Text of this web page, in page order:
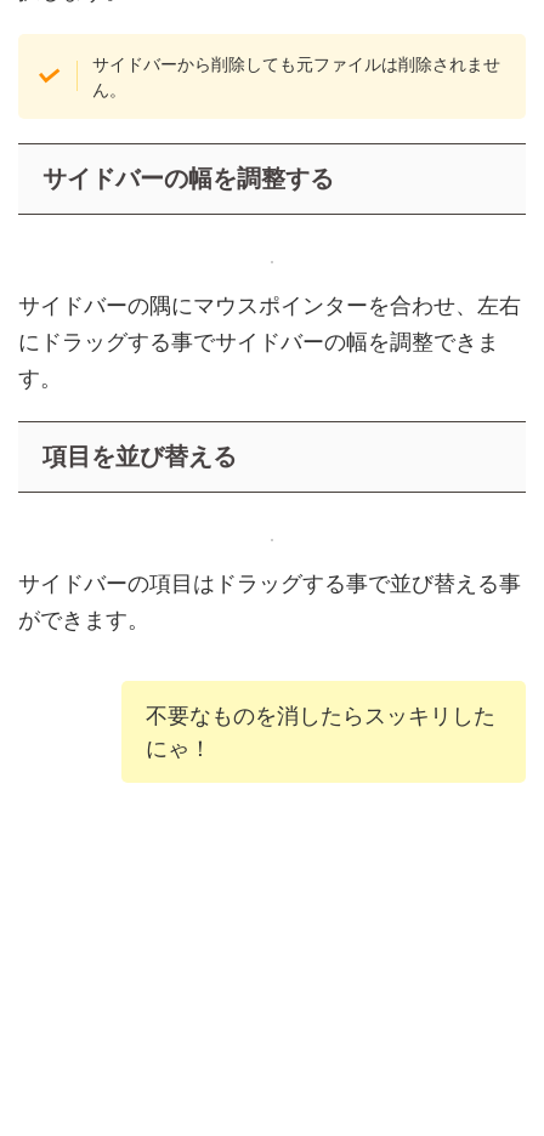
サイドバーから削除しても元ファイルは削除されませ
ん。
サイドバーの幅を調整する
サイドバーの隅にマウスポインターを合わせ、左右
にドラッグする事でサイドバーの幅を調整できま
す。
項目を並び替える
サイドバーの項目はドラッグする事で並び替える事
ができます。
不要なものを消したらスッキリした
にゃ！